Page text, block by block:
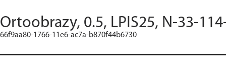
Ortoobrazy, 0.5, LPIS25, N-33-
66f9aa80-1766-11e6-ac7a-b870f44b6730